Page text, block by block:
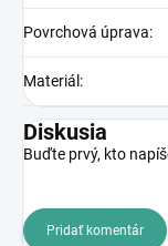
Povrchová úprava:
Materiál :
Diskusia
Buďte prvý, kto
Pridať komentár